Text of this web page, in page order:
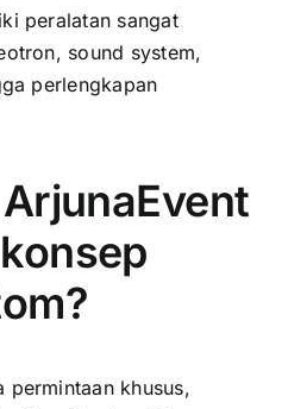
peralatan sangat
sound system,
perlengkapan
permintaan khusus,